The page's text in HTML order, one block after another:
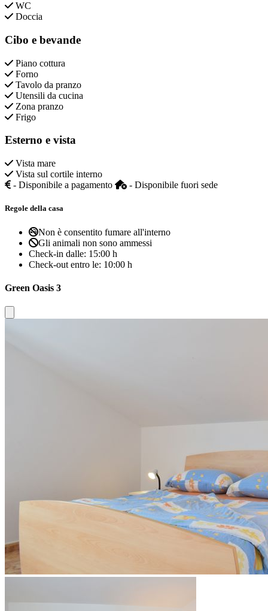
WC
Doccia
Cibo e bevande
Piano cottura
Forno
Tavolo da pranzo
Utensili da cucina
Zona pranzo
Frigo
Esterno e vista
Vista mare
Vista sul cortile interno
- Disponibile a pagamento
- Disponibile fuori sede
Regole della casa
Non è consentito fumare all'interno
Gli animali non sono ammessi
Check-in dalle: 15:00 h
Check-out entro le: 10:00 h
Green Oasis 3
Close modal